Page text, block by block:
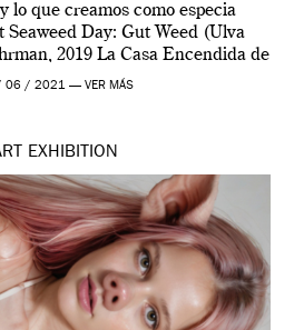
lo que creamos como especia
Day: Gut Weed (Ulva
2019 La Casa Encendida de
y la Wellcome […]
06 / 2021 — VER MÁS
EXHIBITION